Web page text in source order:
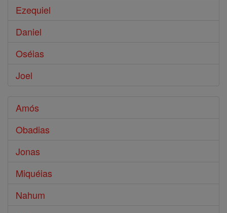
Ezequiel
Daniel
Oséias
Joel
Amós
Obadias
Jonas
Miquéias
Nahum